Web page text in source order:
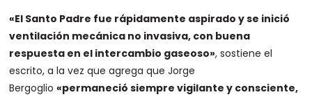
«El Santo Padre fue rápidamente aspirado y se inició
ventilación mecánica no invasiva, con buena
respuesta en el intercambio gaseoso», sostiene el
escrito, a la vez que agrega que Jorge
Bergoglio«permaneció siempre vigilante y consciente,